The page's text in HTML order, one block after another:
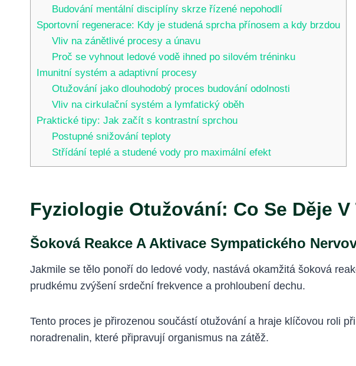
Budování mentální disciplíny skrze řízené nepohodlí
Sportovní regenerace: Kdy je studená sprcha přínosem a kdy brzdou
Vliv na zánětlivé procesy a únavu
Proč se vyhnout ledové vodě ihned po silovém tréninku
Imunitní systém a adaptivní procesy
Otužování jako dlouhodobý proces budování odolnosti
Vliv na cirkulační systém a lymfatický oběh
Praktické tipy: Jak začít s kontrastní sprchou
Postupné snižování teploty
Střídání teplé a studené vody pro maximální efekt
Fyziologie Otužování: Co Se Děje
Šoková Reakce A Aktivace Sympatického
Jakmile se tělo ponoří do ledové vody, nastává okamžitá šoková
prudkému zvýšení srdeční frekvence a prohloubení dechu.
Tento proces je přirozenou součástí otužování a hraje klíčovou roli
noradrenalin, které připravují organismus na zátěž.